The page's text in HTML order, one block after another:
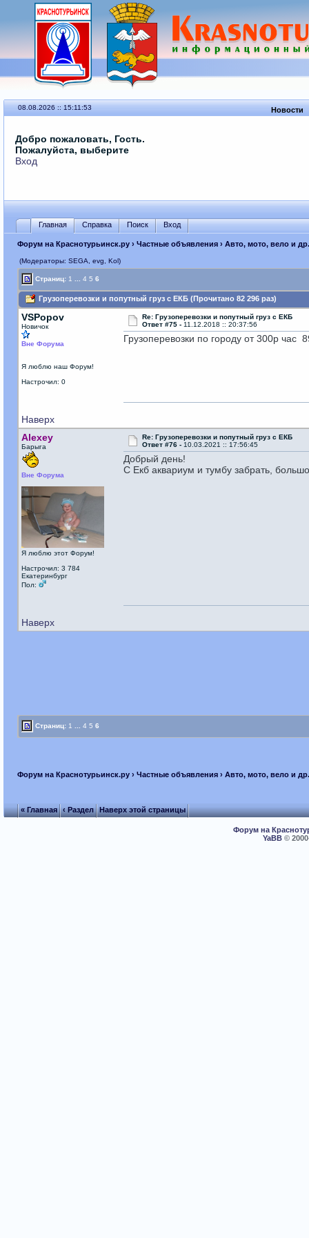
08.08.2026 :: 15:11:53 Новости
Добро пожаловать, Гость.
Пожалуйста, выберите
Вход
Главная Справка Поиск Вход
Форум на Краснотурьинск.ру› Частные объявления› Авто, мото, вело и
(Модераторы: SEGА, evg, Kol)
Страниц: 1 4 5 6
Грузоперевозки и попутный груз с ЕКБ (Прочитано 82 296 раз)
VSPopov
Новичок
Вне Форума
Я люблю наш Форум!
Настрочил: 0
Re: Грузоперевозки и попутный груз с ЕКБ
Ответ #75 - 11.12.2018 :: 20:37:56
Грузоперевозки по городу от 300р час
Наверх
Alexey
Барыга
Вне Форума
Я люблю этот Форум!
Настрочил: 3 784
Екатеринбург
Пол:
Re: Грузоперевозки и попутный груз с ЕКБ
Ответ #76 - 10.03.2021 :: 17:56:45
Добрый день!
С Екб аквариум и тумбу забрать,
Наверх
Страниц: 1 4 5 6
Форум на Краснотурьинск.ру› Частные объявления› Авто, мото, вело и
« Главная ‹ Раздел Наверх этой страницы
Форум на
YaBB©